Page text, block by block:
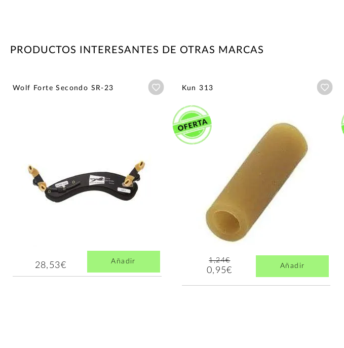
PRODUCTOS INTERESANTES DE OTRAS MARCAS
Wolf Forte Secondo SR-23 Añadir a wishlist
28,53€ Añadir
Kun 313
1,24€
0,95€ Añadir